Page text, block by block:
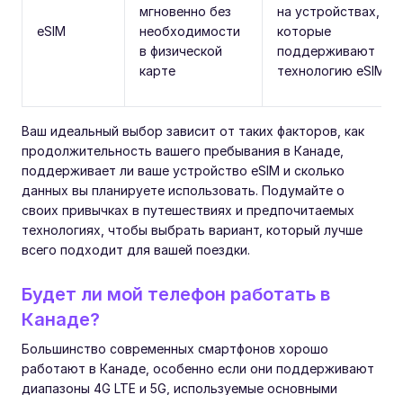
eSIM
мгновенно без
необходимости
в физической
карте
на устройствах,
которые
поддерживают
технологию eSIM
Ваш идеальный выбор зависит от таких факторов, как
продолжительность вашего пребывания в Канаде,
поддерживает ли ваше устройство eSIM и сколько
данных вы планируете использовать. Подумайте о
своих привычках в путешествиях и предпочитаемых
технологиях, чтобы выбрать вариант, который лучше
всего подходит для вашей поездки.
Будет ли мой телефон работать в
Канаде?
Большинство современных смартфонов хорошо
работают в Канаде, особенно если они поддерживают
диапазоны 4G LTE и 5G, используемые основными